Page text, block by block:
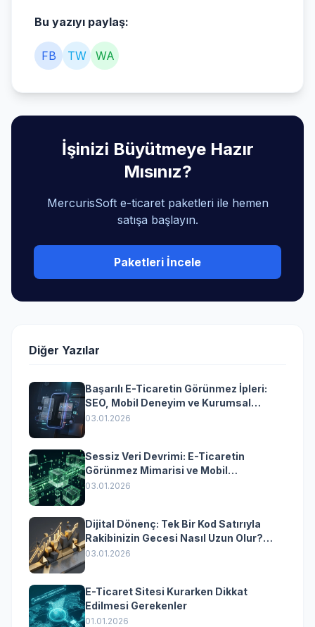
Bu yazıyı paylaş:
FB TW WA
İşinizi Büyütmeye Hazır
Mısınız?
MercurisSoft e-ticaret paketleri ile hemen
satışa başlayın.
Paketleri İncele
Diğer Yazılar
Başarılı E-Ticaretin Görünmez İpleri:
SEO, Mobil Deneyim ve Kurumsal
Yazılımın Kazandıran Senkronizasyonu
03.01.2026
Sessiz Veri Devrimi: E-Ticaretin
Görünmez Mimarisi ve Mobil
Dönüşümün Kurumsal Anahtarı
03.01.2026
Dijital Dönenç: Tek Bir Kod Satırıyla
Rakibinizin Gecesi Nasıl Uzun Olur?
(Kurumsal Yazılımın Güçlü Rolü)
03.01.2026
E-Ticaret Sitesi Kurarken Dikkat
Edilmesi Gerekenler
01.01.2026